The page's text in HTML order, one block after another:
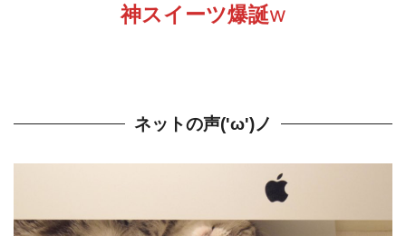
神スイーツ爆誕w
ネットの声('ω')ノ